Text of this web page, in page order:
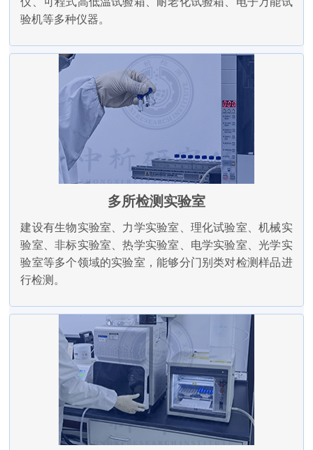
验机等多种仪器。
多所检测实验室
建设有生物实验室、力学实验室、理化试验室、机械实
验室、非标实验室、热学实验室、电学实验室、光学实
验室等多个领域的实验室，能够分门别类对检测样品进
行检测。